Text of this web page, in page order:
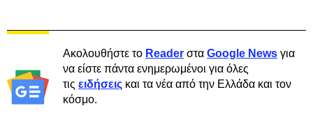
Ακολουθήστε το Reader στα Google News για
να είστε πάντα ενημερωμένοι για όλες
τις ειδήσεις και τα νέα από την Ελλάδα και τον
κόσμο.